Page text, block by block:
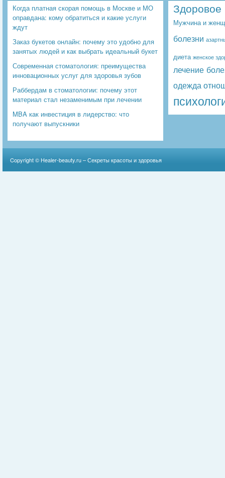
Когда платная скорая помощь в Москве и МО
оправдана: кому обратиться и какие услуги
ждут
Заказ букетов онлайн: почему это удобно для
занятых людей и как выбрать идеальный букет
Современная стоматология: преимущества
инновационных услуг для здоровья зубов
Раббердам в стоматологии: почему этот
материал стал незаменимым при лечении
MBA как инвестиция в лидерство: что
получают выпускники
Здоровое
Мужчина и
болезни
диета женское
лечение
одежда
Copyright © Healer-beauty.ru – Секреты красоты и здоровья